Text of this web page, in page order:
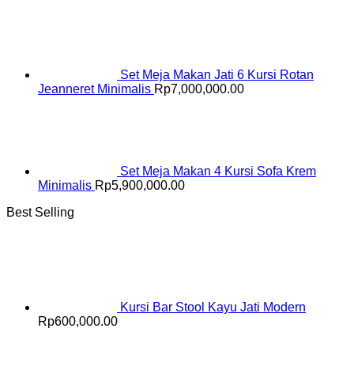
Set Meja Makan Jati 6 Kursi Rotan
Jeanneret Minimalis Rp7,000,000.00
Set Meja Makan 4 Kursi Sofa Krem
Minimalis Rp5,900,000.00
Best Selling
Kursi Bar Stool Kayu Jati Modern
Rp600,000.00